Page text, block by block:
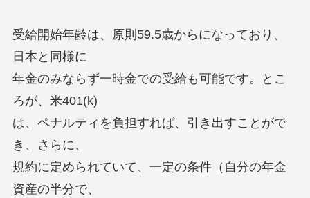
受給開始年齢は、原則59.5歳からになっており、
日本と同様に
年金のみならず一時金での受給も可能です。とこ
ろが、米401(k)
は、ペナルティを負担すれば、引き出すことがで
き、さらに、
規約に定められていて、一定の条件（自分の年金
資産の半分で、